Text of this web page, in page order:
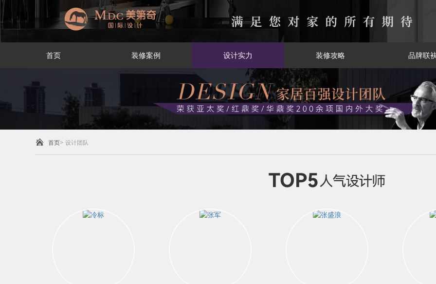
首页 装修案例 设计实力 装修攻略 品牌联
首页> 设计团队